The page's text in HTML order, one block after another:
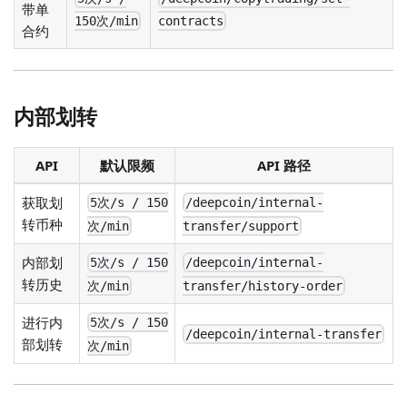
带单
合约
150次/min
contracts
内部划转
API 默认限频 API 路径
获取划
转币种
5次/s / 150
次/min
/deepcoin/internal-
transfer/support
内部划
转历史
5次/s / 150
次/min
/deepcoin/internal-
transfer/history-order
进行内
部划转
5次/s / 150
次/min
/deepcoin/internal-transfer